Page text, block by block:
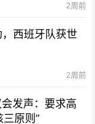
2周前
，西班牙队获世
2周前
发声：要求高
原则”